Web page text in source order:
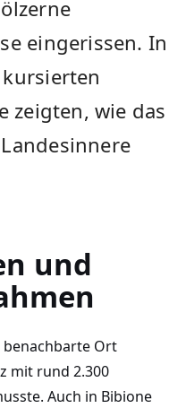
eingerissen. In
zeigten, wie das
und
Ort
mit rund 2.300
Auch in Bibione